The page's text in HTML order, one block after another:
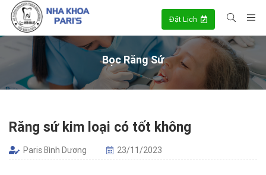
Đặt Lịch
Bọc Răng Sứ
Răng sứ kim loại có tốt không
Paris Bình Dương 23/11/2023